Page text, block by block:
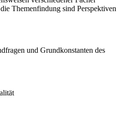
Themenfindung sind Perspektiven
und Grundkonstanten des